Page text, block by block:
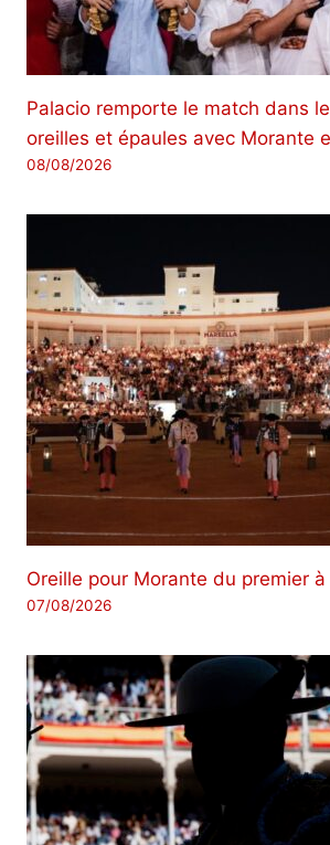
Palacio remporte le match dans
oreilles et épaules avec Morante
08/08/2026
Oreille pour Morante du premier
07/08/2026